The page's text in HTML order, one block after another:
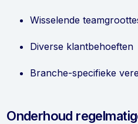
Wisselende
Diverse klantbehoeften
Branche-specifieke
Onderhoud